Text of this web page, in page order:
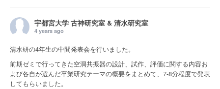
宇都宮大学 古神研究室 & 清水研究室
4 years ago
清水研の4年生の中間発表会を行いました。
前期ゼミで行ってきた空洞共振器の設計、試作、評価に関する内容お
よび各自が選んだ卒業研究テーマの概要をまとめて、7-8分程度で発表
してもらいました。